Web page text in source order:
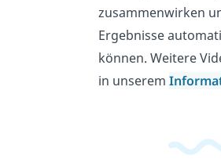
zusammenwirken
Ergebnisse
können. Weitere
in unserem